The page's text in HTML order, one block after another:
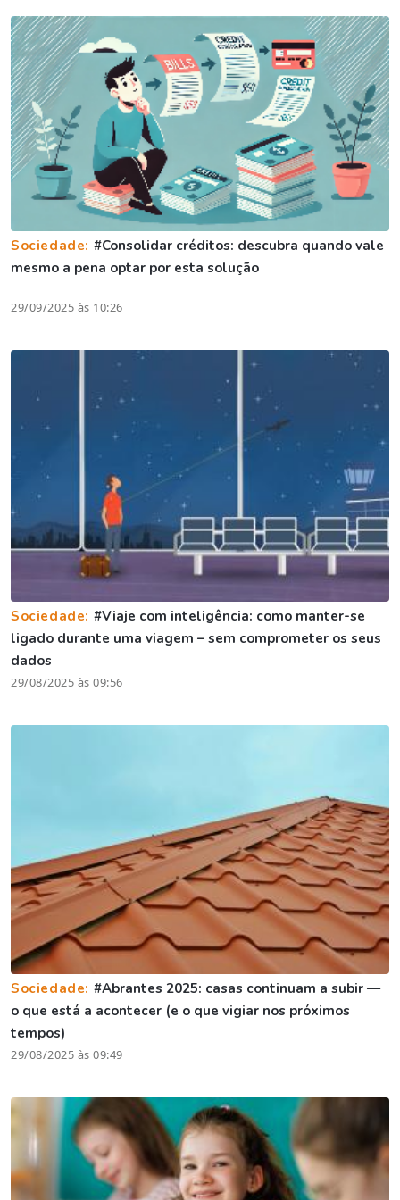
Sociedade: #Consolidar créditos: descubra quando vale
mesmo a pena optar por esta solução
29/09/2025 às 10:26
Sociedade: #Viaje com inteligência: como manter-se
ligado durante uma viagem – sem comprometer os seus
dados
29/08/2025 às 09:56
Sociedade: #Abrantes 2025: casas continuam a subir —
o que está a acontecer (e o que vigiar nos próximos
tempos)
29/08/2025 às 09:49